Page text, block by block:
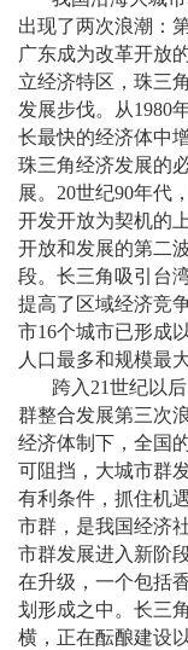
出现了两次浪潮：
广东成为改革开放
立经济特区，珠三
发展步伐。从1980
长最快的经济体中
珠三角经济发展的
展。 20世纪90年代
开发开放为契机的
开放和发展的第二
段。长三角吸引台
提高了区域经济竞
市16个城市已形成
人口最多和规模最
跨入 21世纪以
群整合发展第三次
经济体制下，全国
可阻挡，大城市群
有利条件，抓住机
市群，是我国经济
市群发展进入新阶
在升级，一个包括
划形成之中。长三
横，正在酝酿建设